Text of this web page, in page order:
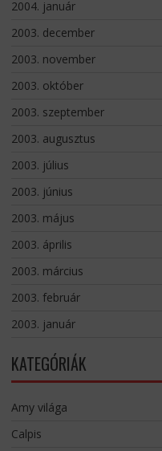
2004. január
2003. december
2003. november
2003. október
2003. szeptember
2003. augusztus
2003. július
2003. június
2003. május
2003. április
2003. március
2003. február
2003. január
KATEGÓRIÁK
Amy világa
Calpis